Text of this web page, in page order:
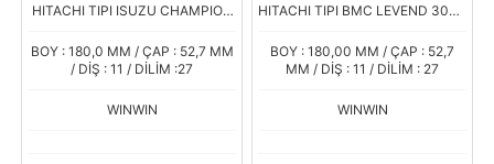
HITACHI TIPI ISUZU CHAMPION
BOY : 180,0 MM / ÇAP : 52,7 MM
/ DİŞ : 11 / DİLİM :27
WINWIN
HITACHI TIPI BMC LEVEND 3000
YANMAR ORTA BOY
BOY : 180,00 MM / ÇAP : 52,7
MM / DİŞ : 11 / DİLİM : 27
WINWIN